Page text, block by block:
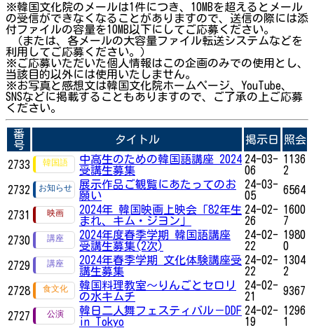
※韓国文化院のメールは1件につき、10MBを超えるとメール
の受信ができなくなることがありますので、送信の際には添
付ファイルの容量を10MB以下にしてご応募ください。
（または、各メールの大容量ファイル転送システムなどを
利用してご応募ください。）
※ご応募いただいた個人情報はこの企画のみでの使用とし、
当該目的以外には使用いたしません。
※お写真と感想文は韓国文化院ホームページ、YouTube、
SNSなどに掲載することもありますので、ご了承の上ご応募
ください。
番
号
タイトル 掲示日 照会
2733
中高生のための韓国語講座 2024
受講生募集
24-03-
06
1136
2
2732
展示作品ご観覧にあたってのお
願い
24-03-
05
6564
2731
2024年 韓国映画上映会「82年生
まれ、キム・ジヨン」
24-02-
26
1600
7
2730
2024年度春季学期 韓国語講座
受講生募集(2次)
24-02-
22
1980
0
2729
2024年春季学期 文化体験講座受
講生募集
24-02-
22
1304
2
2728
韓国料理教室～りんごとセロリ
の水キムチ
24-02-
21
9367
2727
韓日二人舞フェスティバル－DDF
in Tokyo
24-02-
19
1296
1